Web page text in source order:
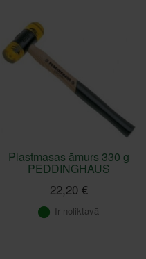
Plastmasas āmurs 330 g
PEDDINGHAUS
22,20 €
Ir noliktavā